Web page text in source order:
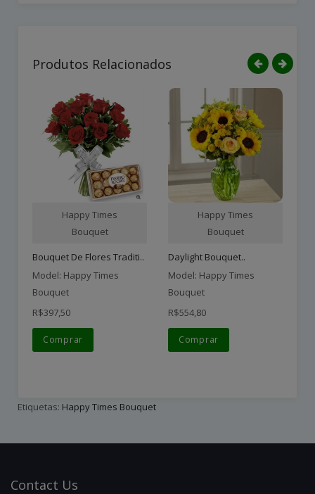
Produtos Relacionados
Happy Times
Bouquet
Bouquet De Flores Traditi..
Model: Happy Times
Bouquet
R$397,50
Comprar
Happy Times
Bouquet
Daylight Bouquet..
Model: Happy Times
Bouquet
R$554,80
Comprar
Etiquetas: Happy Times Bouquet
Contact Us